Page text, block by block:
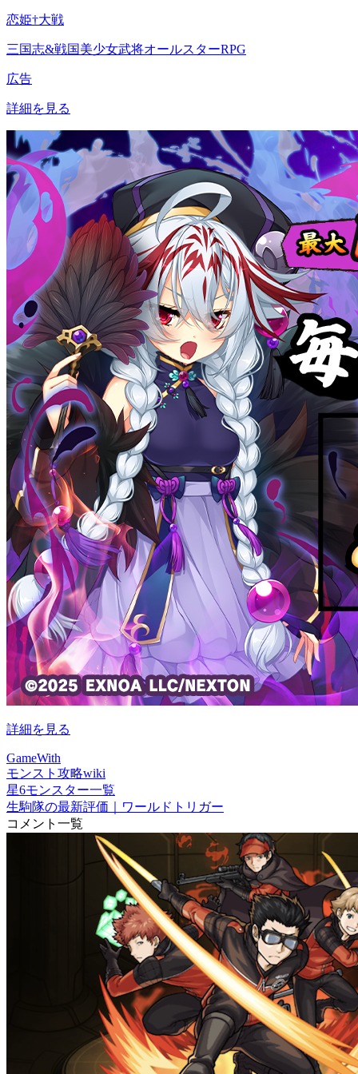
恋姫†大戦
三国志&戦国美少女武将オールスターRPG
広告
詳細を見る
詳細を見る
GameWith
モンスト攻略wiki
星6モンスター一覧
生駒隊の最新評価｜ワールドトリガー
コメント一覧